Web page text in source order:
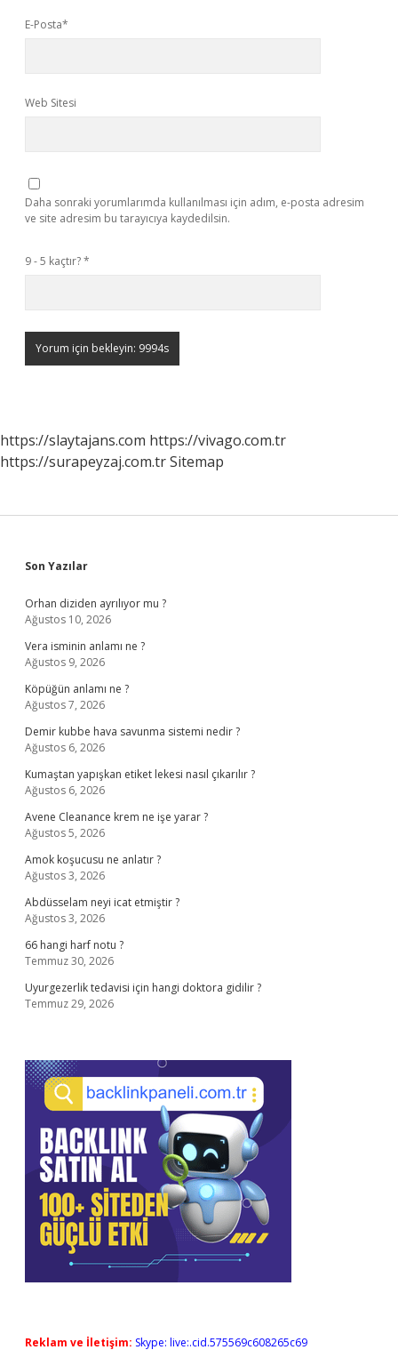
E-Posta*
Web Sitesi
Daha sonraki yorumlarımda kullanılması için adım, e-posta adresim
ve site adresim bu tarayıcıya kaydedilsin.
9 - 5 kaçtır?*
https://slaytajans.com https://vivago.com.tr
https://surapeyzaj.com.trSitemap
Sidebar
Son Yazılar
Orhan diziden ayrılıyor mu ?
Ağustos 10, 2026
Vera isminin anlamı ne ?
Ağustos 9, 2026
Köpüğün anlamı ne ?
Ağustos 7, 2026
Demir kubbe hava savunma sistemi nedir ?
Ağustos 6, 2026
Kumaştan yapışkan etiket lekesi nasıl çıkarılır ?
Ağustos 6, 2026
Avene Cleanance krem ne işe yarar ?
Ağustos 5, 2026
Amok koşucusu ne anlatır ?
Ağustos 3, 2026
Abdüsselam neyi icat etmiştir ?
Ağustos 3, 2026
66 hangi harf notu ?
Temmuz 30, 2026
Uyurgezerlik tedavisi için hangi doktora gidilir ?
Temmuz 29, 2026
Reklam ve İletişim: Skype: live:.cid.575569c608265c69